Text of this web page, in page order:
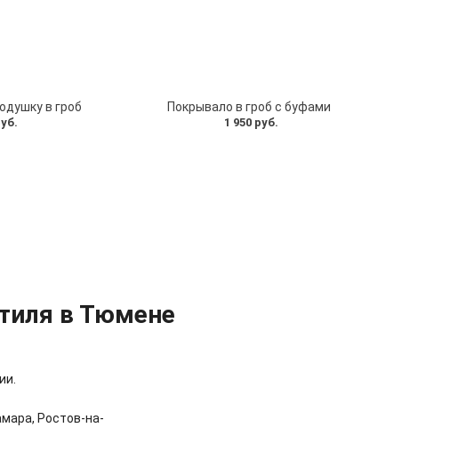
в гроб Покрывало в гроб с буфами
1 950 руб.
в Тюмене
Ростов-на-